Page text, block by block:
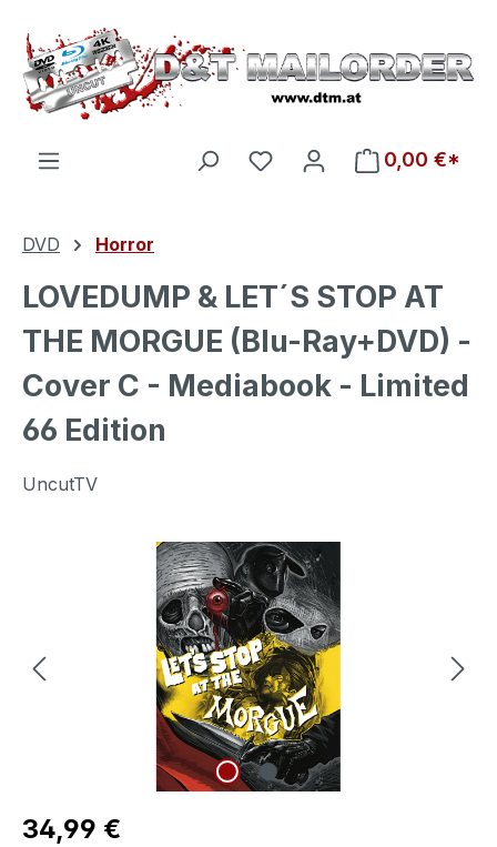
Zum Hauptinhalt springen
Du hast 0 Produkte auf
0,00 €*
DVD Horror
LOVEDUMP & LET´S STOP AT
THE MORGUE (Blu-Ray+DVD) -
Cover C - Mediabook - Limited
66 Edition
UncutTV
Bildergalerie überspringen
Regulärer Preis:
34,99 €